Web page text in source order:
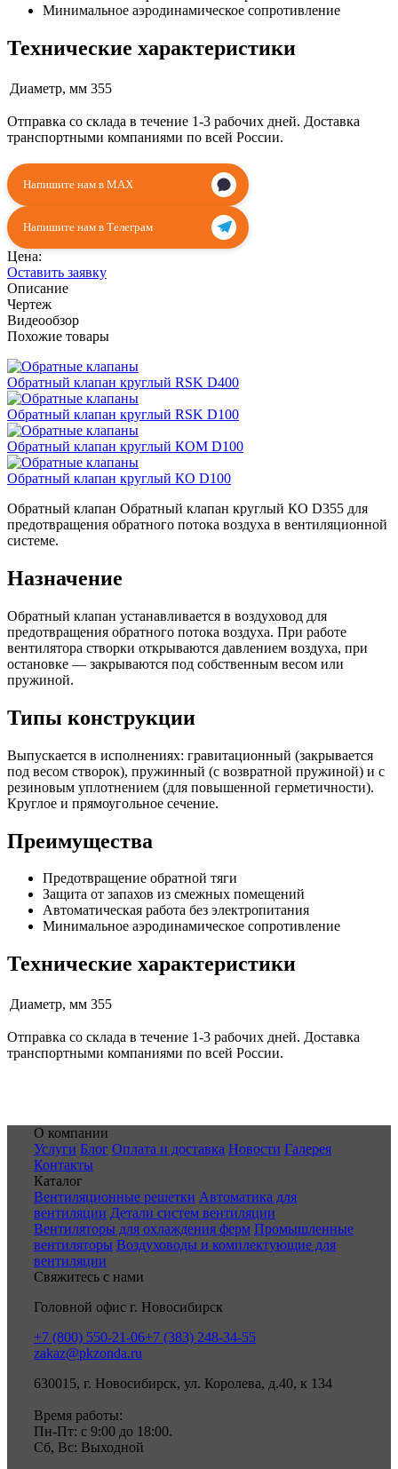
Минимальное аэродинамическое сопротивление
Технические характеристики
Диаметр, мм 355
Отправка со склада в течение 1-3 рабочих дней. Доставка
транспортными компаниями по всей России.
Напишите нам в MAX
Напишите нам в Телеграм
Цена:
Оставить заявку
Описание
Чертеж
Видеообзор
Похожие товары
Обратный клапан круглый RSK D400
Обратный клапан круглый RSK D100
Обратный клапан круглый КОМ D100
Обратный клапан круглый КО D100
Обратный клапан Обратный клапан круглый КО D355 для
предотвращения обратного потока воздуха в вентиляционной
системе.
Назначение
Обратный клапан устанавливается в воздуховод для
предотвращения обратного потока воздуха. При работе
вентилятора створки открываются давлением воздуха, при
остановке — закрываются под собственным весом или
пружиной.
Типы конструкции
Выпускается в исполнениях: гравитационный (закрывается
под весом створок), пружинный (с возвратной пружиной) и с
резиновым уплотнением (для повышенной герметичности).
Круглое и прямоугольное сечение.
Преимущества
Предотвращение обратной тяги
Защита от запахов из смежных помещений
Автоматическая работа без электропитания
Минимальное аэродинамическое сопротивление
Технические характеристики
Диаметр, мм 355
Отправка со склада в течение 1-3 рабочих дней. Доставка
транспортными компаниями по всей России.
О компании
Услуги Блог Оплата и доставка Новости Галерея
Контакты
Каталог
Вентиляционные решетки Автоматика для
вентиляции Детали систем вентиляции
Вентиляторы для охлаждения ферм Промышленные
вентиляторы Воздуховоды и комплектующие для
вентиляции
Свяжитесь с нами
Головной офис г. Новосибирск
+7 (800) 550-21-06+7 (383) 248-34-55
zakaz@pkzonda.ru
630015, г. Новосибирск, ул. Королева, д.40, к 134
Время работы:
Пн-Пт: с 9:00 до 18:00.
Сб, Вс: Выходной